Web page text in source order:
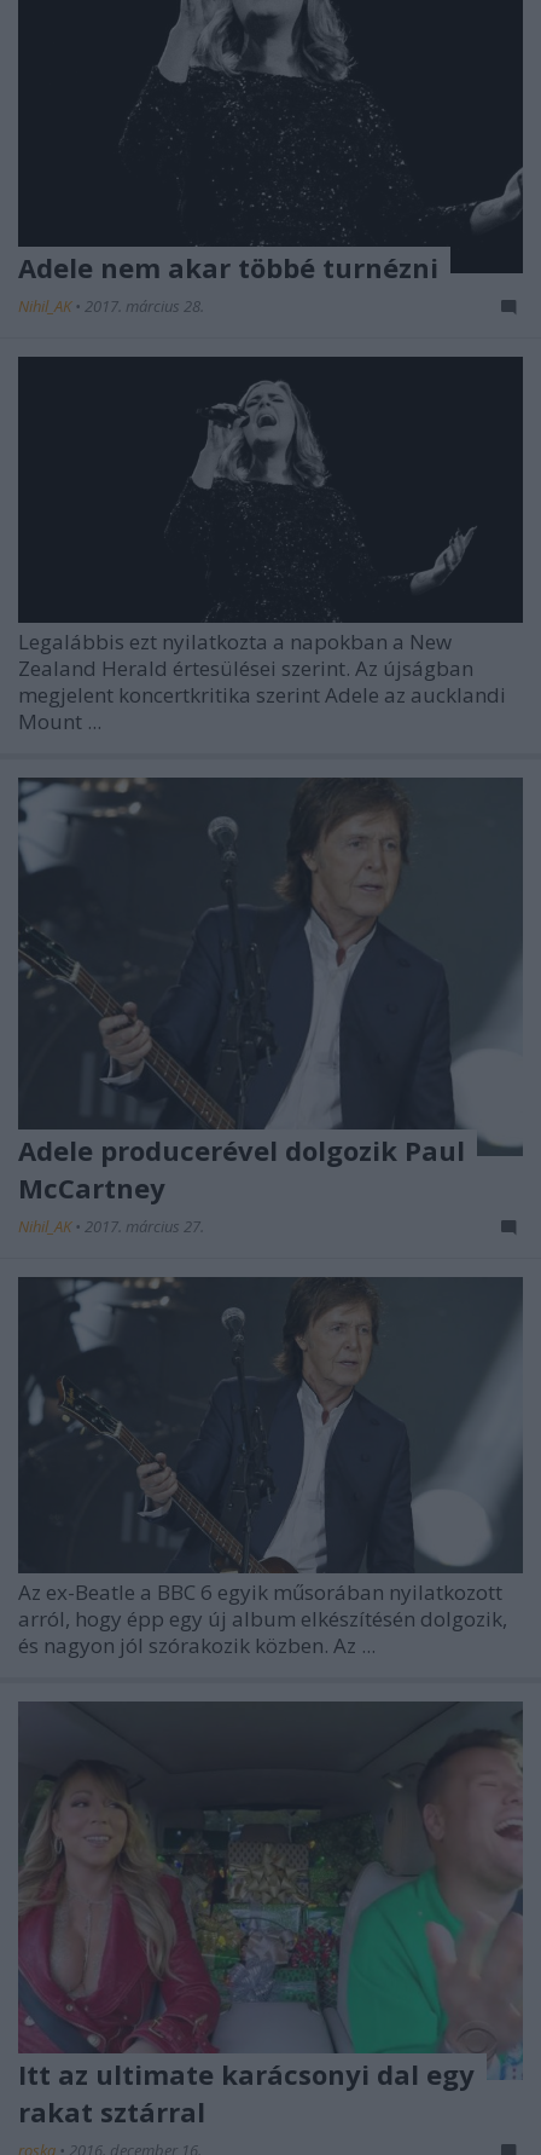
Adele nem akar többé turnézni
Nihil_AK • 2017. március 28.
Legalábbis ezt nyilatkozta a napokban a New
Zealand Herald értesülései szerint. Az újságban
megjelent koncertkritika szerintAdele az aucklandi
Mount ...
Adele producerével dolgozik Paul
McCartney
Nihil_AK • 2017. március 27.
Az ex-Beatle a BBC 6 egyik műsorában nyilatkozott
arról, hogy épp egy új album elkészítésén dolgozik,
és nagyon jól szórakozik közben. Az ...
Itt az ultimate karácsonyi dal egy
rakat sztárral
roska • 2016. december 16.